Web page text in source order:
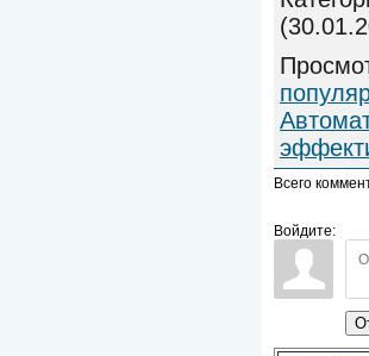
Всего
Войдите: